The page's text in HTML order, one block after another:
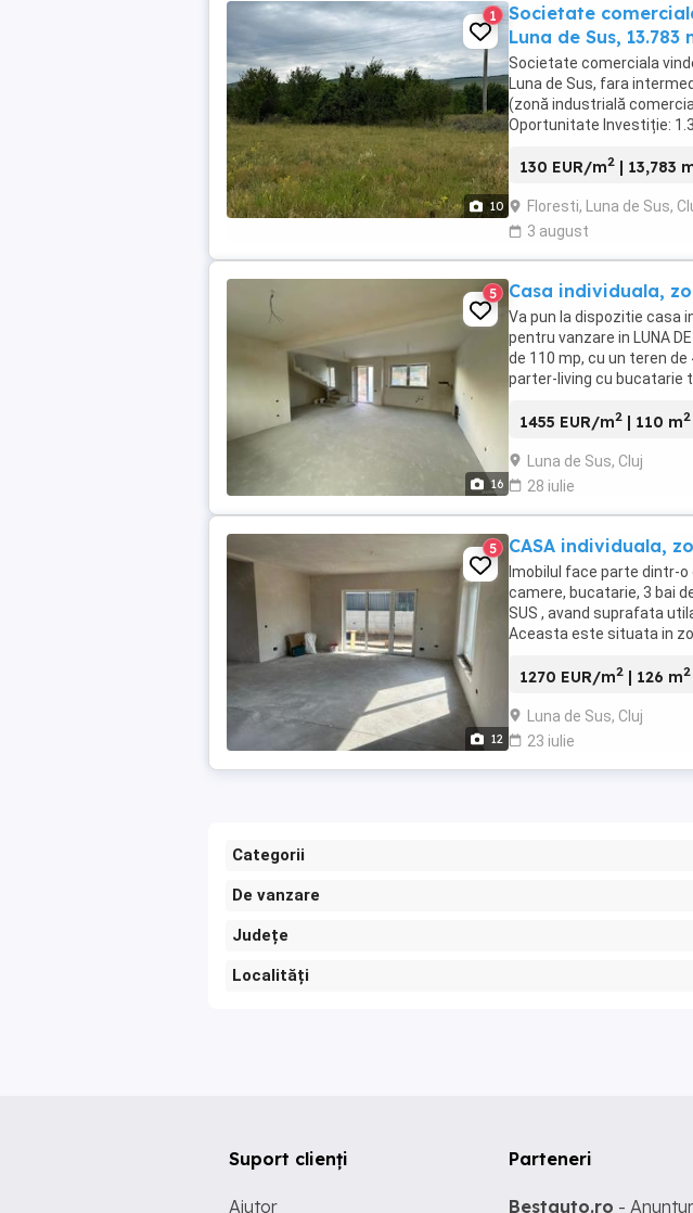
10
1
Societate
Luna de Sus,
Societate comerciala
Luna de Sus, fara
(zonă industrială
Oportunitate Investiție:
130 EUR/m2 | 13,783
Floresti, Luna de Sus,
3 august
16
5 Casa individuala,
Va pun la dispozitie casa
pentru vanzare in LUNA
de 110 mp, cu un teren
parter-living cu bucatarie
1455 EUR/m2 | 110 m2
Luna de Sus, Cluj
28 iulie
12
5 CASA individuala,
Imobilul face parte dintr-
camere, bucatarie, 3 bai
SUS , avand suprafata
Aceasta este situata in
1270 EUR/m2 | 126 m2
Luna de Sus, Cluj
23 iulie
Categorii
De vanzare
Județe
Localități
Suport clienți
Ajutor
Parteneri
Bestauto.ro -